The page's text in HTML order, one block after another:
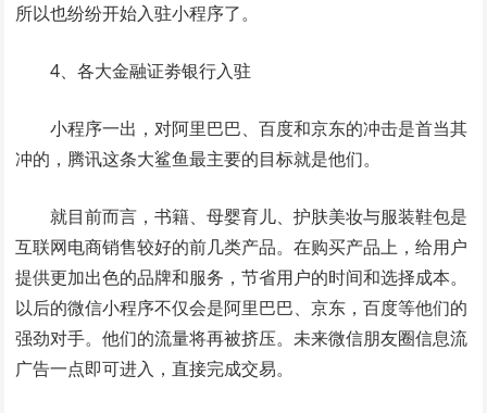
所以也纷纷开始入驻小程序了。
4、各大金融证劵银行入驻
小程序一出，对阿里巴巴、百度和京东的冲击是首当其
冲的，腾讯这条大鲨鱼最主要的目标就是他们。
就目前而言，书籍、母婴育儿、护肤美妆与服装鞋包是
互联网电商销售较好的前几类产品。在购买产品上，给用户
提供更加出色的品牌和服务，节省用户的时间和选择成本。
以后的微信小程序不仅会是阿里巴巴、京东，百度等他们的
强劲对手。他们的流量将再被挤压。未来微信朋友圈信息流
广告一点即可进入，直接完成交易。